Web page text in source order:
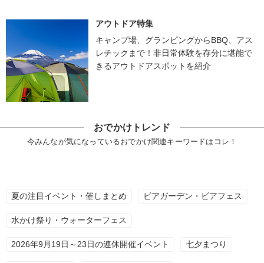
アウトドア特集
キャンプ場、グランピングからBBQ、アス
レチックまで！非日常体験を存分に堪能で
きるアウトドアスポットを紹介
おでかけトレンド
今みんなが気になっているおでかけ関連キーワードはコレ！
夏の注目イベント・催しまとめ ビアガーデン・ビアフェス
水かけ祭り・ウォーターフェス
2026年9月19日～23日の連休開催イベント 七夕まつり